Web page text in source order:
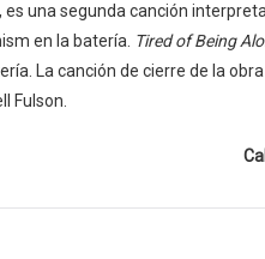
es una segunda canción
en la batería. Tired of Being
La canción de cierre de la
Fulson.